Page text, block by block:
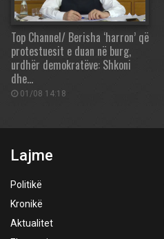
Top Channel/ Berisha ‘harron’ që
protestuesit e duan në burg,
urdhër demokratëve: Shkoni
dhe…
01/08 14:18
Lajme
Politikë
Kronikë
Aktualitet